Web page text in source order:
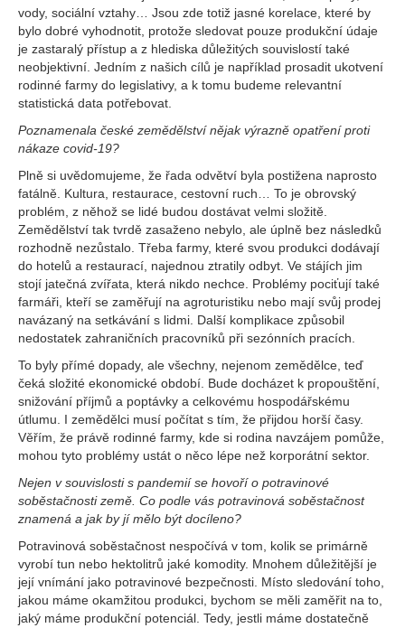
vody, sociální vztahy… Jsou zde totiž jasné korelace, které by
bylo dobré vyhodnotit, protože sledovat pouze produkční údaje
je zastaralý přístup a z hlediska důležitých souvislostí také
neobjektivní. Jedním z našich cílů je například prosadit ukotvení
rodinné farmy do legislativy, a k tomu budeme relevantní
statistická data potřebovat.
Poznamenala české zemědělství nějak výrazně opatření proti
nákaze covid-19?
Plně si uvědomujeme, že řada odvětví byla postižena naprosto
fatálně. Kultura, restaurace, cestovní ruch… To je obrovský
problém, z něhož se lidé budou dostávat velmi složitě.
Zemědělství tak tvrdě zasaženo nebylo, ale úplně bez následků
rozhodně nezůstalo. Třeba farmy, které svou produkci dodávají
do hotelů a restaurací, najednou ztratily odbyt. Ve stájích jim
stojí jatečná zvířata, která nikdo nechce. Problémy pociťují také
farmáři, kteří se zaměřují na agroturistiku nebo mají svůj prodej
navázaný na setkávání s lidmi. Další komplikace způsobil
nedostatek zahraničních pracovníků při sezónních pracích.
To byly přímé dopady, ale všechny, nejenom zemědělce, teď
čeká složité ekonomické období. Bude docházet k propouštění,
snižování příjmů a poptávky a celkovému hospodářskému
útlumu. I zemědělci musí počítat s tím, že přijdou horší časy.
Věřím, že právě rodinné farmy, kde si rodina navzájem pomůže,
mohou tyto problémy ustát o něco lépe než korporátní sektor.
Nejen v souvislosti s pandemií se hovoří o potravinové
soběstačnosti země. Co podle vás potravinová soběstačnost
znamená a jak by jí mělo být docíleno?
Potravinová soběstačnost nespočívá v tom, kolik se primárně
vyrobí tun nebo hektolitrů jaké komodity. Mnohem důležitější je
její vnímání jako potravinové bezpečnosti. Místo sledování toho,
jakou máme okamžitou produkci, bychom se měli zaměřit na to,
jaký máme produkční potenciál. Tedy, jestli máme dostatečně